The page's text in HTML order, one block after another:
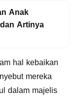
Anak
Artinya
hal kebaikan
mereka
dalam majelis